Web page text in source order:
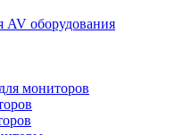
AV оборудования
мониторов